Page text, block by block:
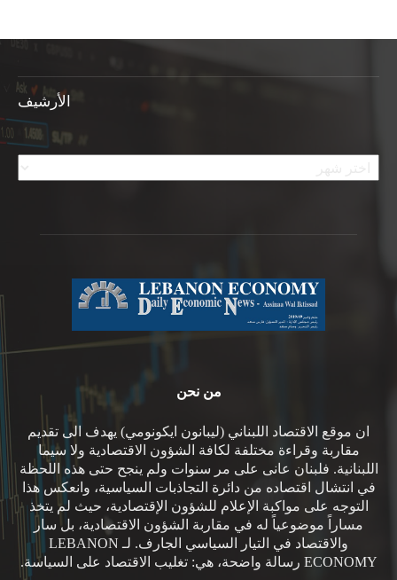
الأرشيف
الأرشيف
من نحن
ان موقع الاقتصاد اللبناني (ليبانون ايكونومي) يهدف الى تقديم
مقاربة وقراءة مختلفة لكافة الشؤون الاقتصادية ولا سيما
اللبنانية. فلبنان عانى على مر سنوات ولم ينجح حتى هذه اللحظة
في انتشال اقتصاده من دائرة التجاذبات السياسية، وانعكس هذا
التوجه على مواكبة الإعلام للشؤون الإقتصادية، حيث لم يتخذ
مساراً موضوعياً له في مقاربة الشؤون الاقتصادية، بل سار
والاقتصاد في التيار السياسي الجارف. لـ LEBANON
ECONOMY رسالة واضحة، هي: تغليب الاقتصاد على السياسة.